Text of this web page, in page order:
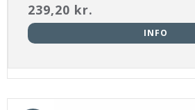
239,20 kr.
INFO